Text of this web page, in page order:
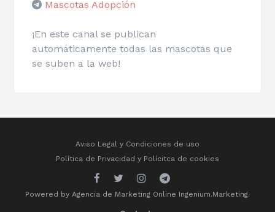
Mascotas Adopción
¡En este canal se publican
automáticamente todas las mascotas que
se suben a la web!
Aviso Legal y Condiciones de uso
Política de Privacidad y Polícitca de cookies
Powered by Agencia de Marketing Online Ingenium.Marketing.